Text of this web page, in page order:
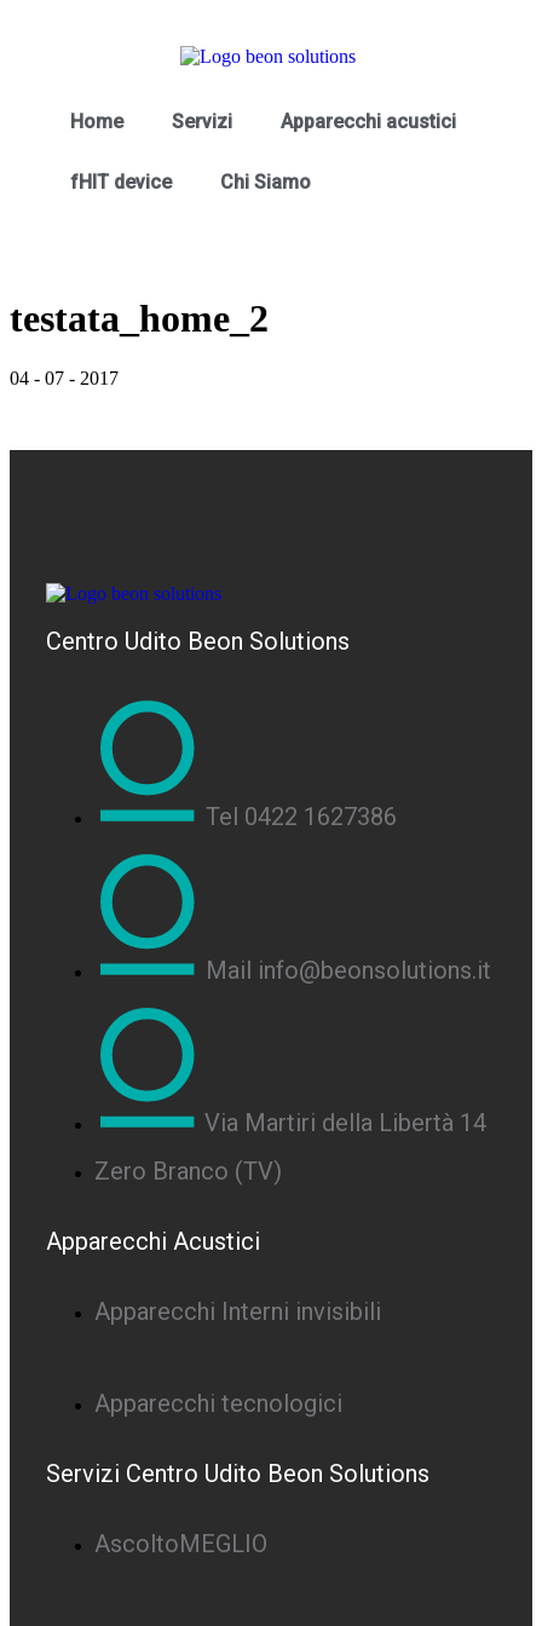
Home Servizi Apparecchi acustici
fHIT device Chi Siamo
testata_home_2
04 - 07 - 2017
Centro Udito Beon Solutions
Tel 0422 1627386
Mail info@beonsolutions.it
Via Martiri della Libertà 14
Zero Branco (TV)
Apparecchi Acustici
Apparecchi Interni invisibili
Apparecchi tecnologici
Servizi Centro Udito Beon Solutions
AscoltoMEGLIO